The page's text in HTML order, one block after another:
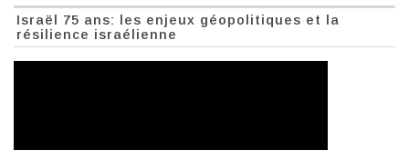
Israël 75 ans: les enjeux géopolitiques et la
résilience israélienne